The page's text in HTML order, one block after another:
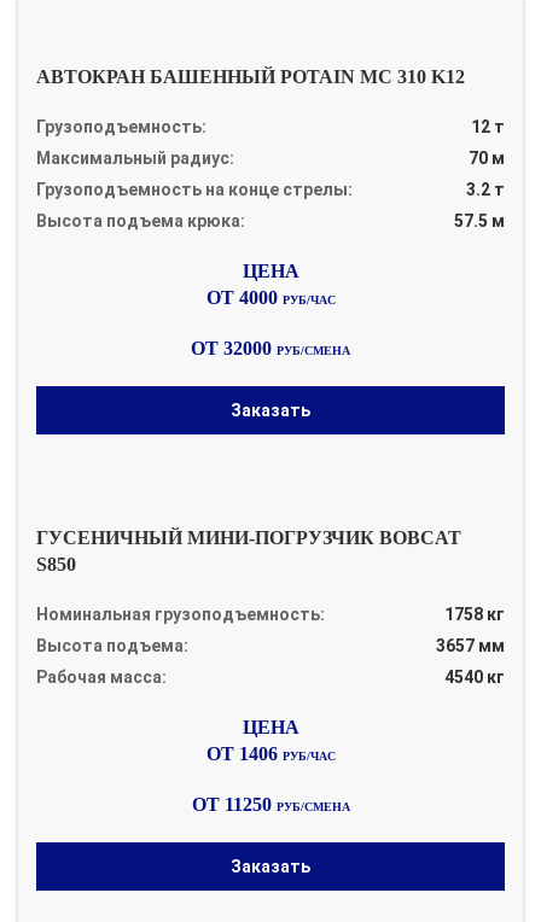
АВТОКРАН БАШЕННЫЙ POTAIN MC 310 K12
Грузоподъемность:
12 т
Максимальный радиус:
70 м
Грузоподъемность на конце стрелы:
3.2 т
Высота подъема крюка:
57.5 м
ОТ 4000 РУБ/ЧАС
ОТ 32000 РУБ/СМЕНА
Заказать
ГУСЕНИЧНЫЙ МИНИ-ПОГРУЗЧИК BOBCAT
S850
Номинальная грузоподъемность:
1758 кг
Высота подъема:
3657 мм
Рабочая масса:
4540 кг
ОТ 1406 РУБ/ЧАС
ОТ 11250 РУБ/СМЕНА
Заказать